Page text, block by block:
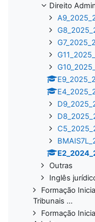
Direito
Outras
Inglês
Formação
Tribunais ...
Formação